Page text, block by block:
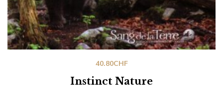
Instinct Nature
40.80CHF